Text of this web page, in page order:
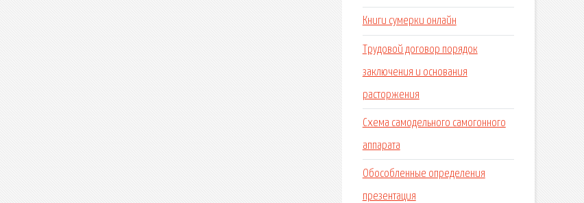
Книги сумерки онлайн
Трудовой договор порядок
заключения и основания
расторжения
Схема самодельного самогонного
аппарата
Обособленные определения
презентация